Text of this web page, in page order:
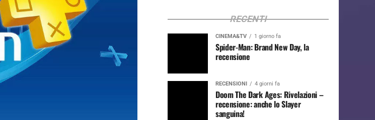
RECENTI
CINEMA&TV 1 giorno fa
Spider-Man: Brand New Day, la
recensione
RECENSIONI 4 giorni fa
Doom The Dark Ages: Rivelazioni –
recensione: anche lo Slayer
sanguina!